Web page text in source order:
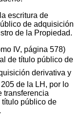
escritura de
de adquisición
de la Propiedad.
IV, página 578)
de título público de
derivativa y
de la LH, por lo
transferencia
público de